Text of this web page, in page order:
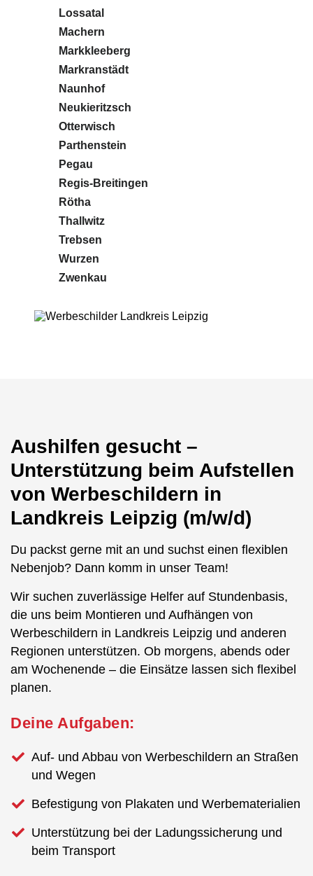
Lossatal
Machern
Markkleeberg
Markranstädt
Naunhof
Neukieritzsch
Otterwisch
Parthenstein
Pegau
Regis-Breitingen
Rötha
Thallwitz
Trebsen
Wurzen
Zwenkau
Aushilfen gesucht –
Unterstützung beim Aufstellen
von Werbeschildern in
Landkreis Leipzig (m/w/d)
Du packst gerne mit an und suchst einen flexiblen
Nebenjob? Dann komm in unser Team!
Wir suchen zuverlässige Helfer auf Stundenbasis,
die uns beim Montieren und Aufhängen von
Werbeschildern in Landkreis Leipzig und anderen
Regionen unterstützen. Ob morgens, abends oder
am Wochenende – die Einsätze lassen sich flexibel
planen.
Deine Aufgaben:
Auf- und Abbau von Werbeschildern an Straßen
und Wegen
Befestigung von Plakaten und Werbematerialien
Unterstützung bei der Ladungssicherung und
beim Transport